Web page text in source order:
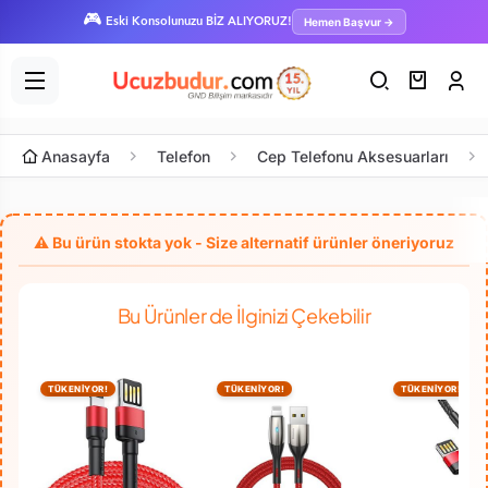
🎮 Eski Konsolunuzu BİZ ALIYORUZ! Hemen Başvur →
Anasayfa Telefon Cep Telefonu Aksesuarları
Bu Ürünler de İlginizi Çekebilir
TÜKENİYOR! TÜKENİYOR! TÜKENİYOR!